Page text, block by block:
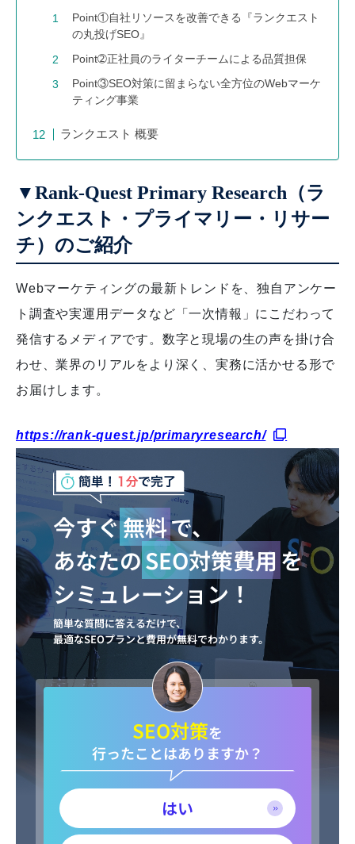
Point①自社リソースを改善できる『ランクエスト
の丸投げSEO』
Point➁正社員のライターチームによる品質担保
Point③SEO対策に留まらない全方位のWebマーケ
ティング事業
ランクエスト 概要
▼Rank-Quest Primary Research（ラ
ンクエスト・プライマリー・リサー
チ）のご紹介
Webマーケティングの最新トレンドを、独自アンケー
ト調査や実運用データなど「一次情報」にこだわって
発信するメディアです。数字と現場の生の声を掛け合
わせ、業界のリアルをより深く、実務に活かせる形で
お届けします。
https://rank-quest.jp/primaryresearch/
今すぐ無料で、
あなたのSEO対策費用 を
シミュレーション！
簡単な質問に答えるだけで、
最適なSEOプランと費用が無料でわかります。
SEO対策を
行ったことはありますか？
はい